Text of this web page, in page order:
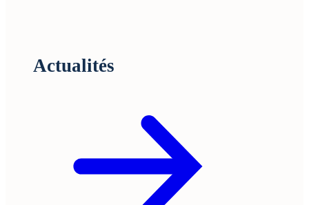
Actualités